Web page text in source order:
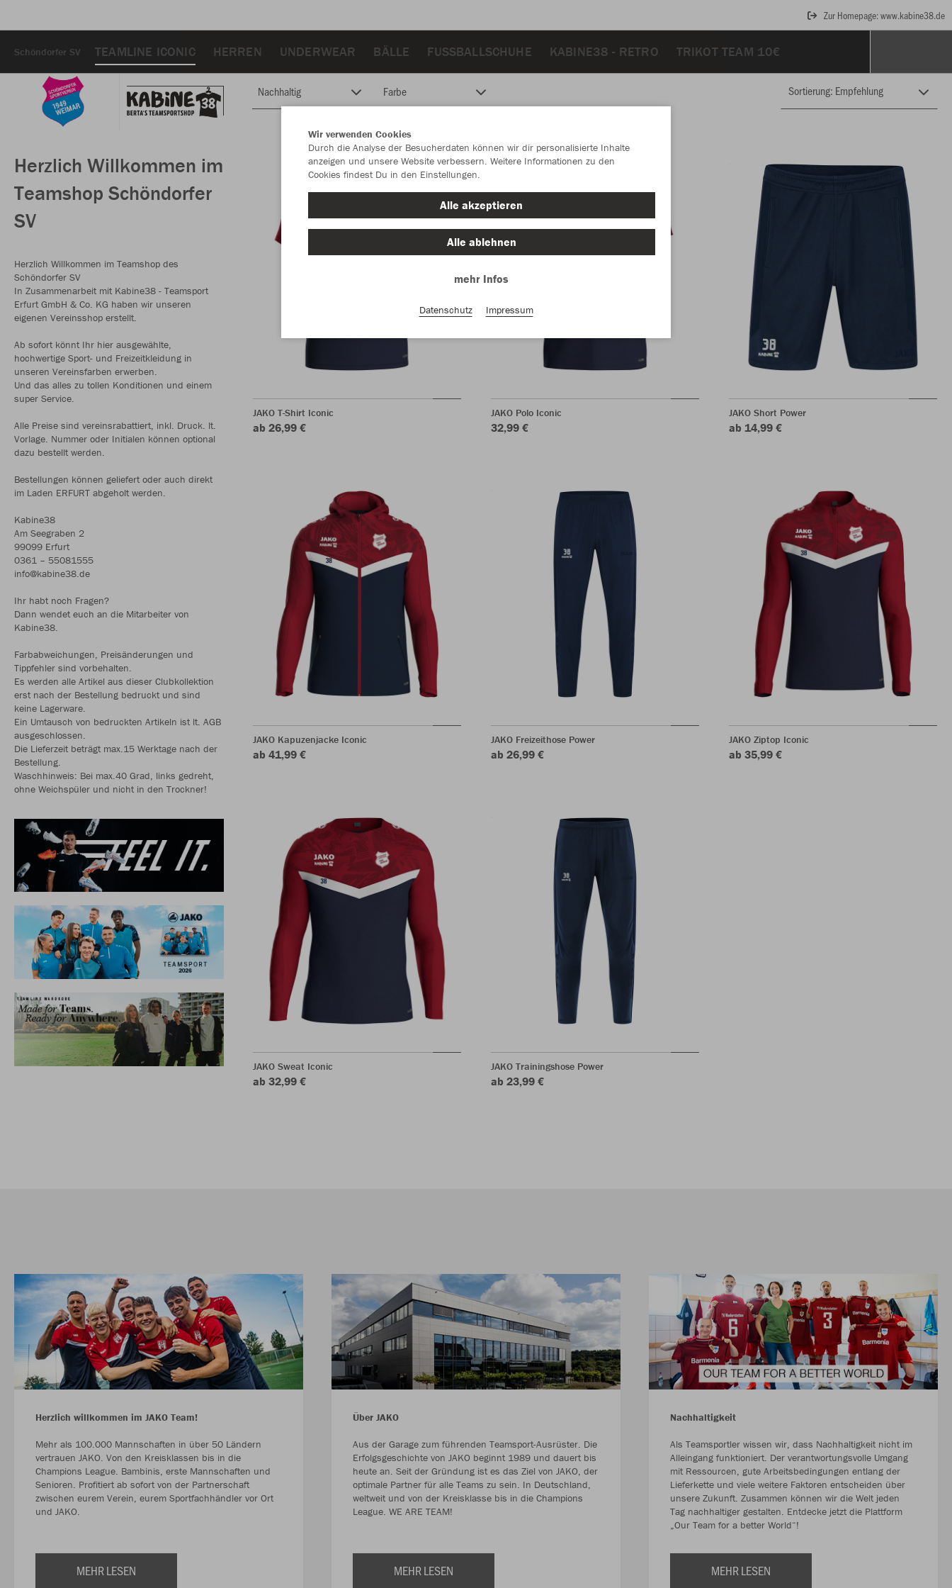
Zur Homepage: www.kabine38.de
Schöndorfer SV TEAMLINE ICONIC HERREN UNDERWEAR BÄLLE FUSSBALLSCHUHE KABINE38 - RETRO TRIKOT TEAM 10€
Herzlich Willkommen im
Teamshop Schöndorfer
SV
Herzlich Willkommen im Teamshop des
Schöndorfer SV
In Zusammenarbeit mit Kabine38 - Teamsport
Erfurt GmbH & Co. KG haben wir unseren
eigenen Vereinsshop erstellt.
Ab sofort könnt Ihr hier ausgewählte,
hochwertige Sport- und Freizeitkleidung in
unseren Vereinsfarben erwerben.
Und das alles zu tollen Konditionen und einem
super Service.
Alle Preise sind vereinsrabattiert, inkl. Druck. lt.
Vorlage. Nummer oder Initialen können optional
dazu bestellt werden.
Bestellungen können geliefert oder auch direkt
im Laden ERFURT abgeholt werden.
Kabine38
Am Seegraben 2
99099 Erfurt
0361 – 55081555
info@kabine38.de
Ihr habt noch Fragen?
Dann wendet euch an die Mitarbeiter von
Kabine38.
Farbabweichungen, Preisänderungen und
Tippfehler sind vorbehalten.
Es werden alle Artikel aus dieser Clubkollektion
erst nach der Bestellung bedruckt und sind
keine Lagerware.
Ein Umtausch von bedruckten Artikeln ist lt. AGB
ausgeschlossen.
Die Lieferzeit beträgt max.15 Werktage nach der
Bestellung.
Waschhinweis: Bei max.40 Grad, links gedreht,
ohne Weichspüler und nicht in den Trockner!
Nachhaltig Farbe
JAKO T-Shirt Iconic
ab 26,99 €
JAKO Polo Iconic
32,99 €
JAKO Short Power
ab 14,99 €
JAKO Kapuzenjacke Iconic
ab 41,99 €
JAKO Freizeithose Power
ab 26,99 €
JAKO Ziptop Iconic
ab 35,99 €
JAKO Sweat Iconic
ab 32,99 €
JAKO Trainingshose Power
ab 23,99 €
Herzlich willkommen im JAKO Team!
Mehr als 100.000 Mannschaften in über 50 Ländern
vertrauen JAKO. Von den Kreisklassen bis in die
Champions League. Bambinis, erste Mannschaften und
Senioren. Profitiert ab sofort von der Partnerschaft
zwischen eurem Verein, eurem Sportfachhändler vor Ort
und JAKO.
MEHR LESEN
Über JAKO
Aus der Garage zum führenden Teamsport-Ausrüster. Die
Erfolgsgeschichte von JAKO beginnt 1989 und dauert bis
heute an. Seit der Gründung ist es das Ziel von JAKO, der
optimale Partner für alle Teams zu sein. In Deutschland,
weltweit und von der Kreisklasse bis in die Champions
League. WE ARE TEAM!
MEHR LESEN
Nachhaltigkeit
Als Teamsportler wissen wir, dass Nachhaltigkeit nicht im
Alleingang funktioniert. Der verantwortungsvolle Umgang
mit Ressourcen, gute Arbeitsbedingungen entlang der
Lieferkette und viele weitere Faktoren entscheiden über
unsere Zukunft. Zusammen können wir die Welt jeden
Tag nachhaltiger gestalten. Entdecke jetzt die Plattform
„Our Team for a better World“!
MEHR LESEN
Wir verwenden Cookies
Durch die Analyse der Besucherdaten können wir dir personalisierte Inhalte
anzeigen und unsere Website verbessern. Weitere Informationen zu den
Cookies findest Du in den Einstellungen.
Alle akzeptieren
Alle ablehnen
mehr Infos
Datenschutz Impressum